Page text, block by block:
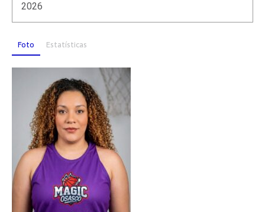
2026
Foto Estatísticas